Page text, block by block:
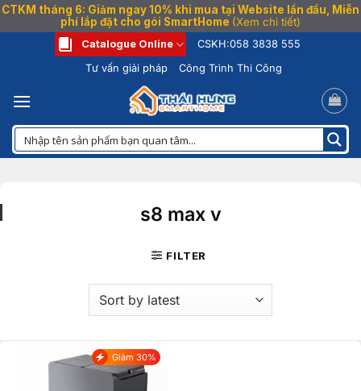
CTKM tháng 6: Giảm ngay 10% khi mua tại Website lần đầu, Miễn
phí lắp đặt cho gói SmartHome (Xem chi tiết)
dung
Catalogue Online CSKH:058 3838 555
Tư vấn giải pháp
Công Trình Thi Công
s8 max v
FILTER
Giảm 30%